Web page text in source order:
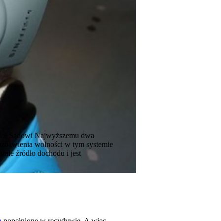
Sądowi Najwyższemu dwa
wolności w tym systemie
źródło dochodu i jest